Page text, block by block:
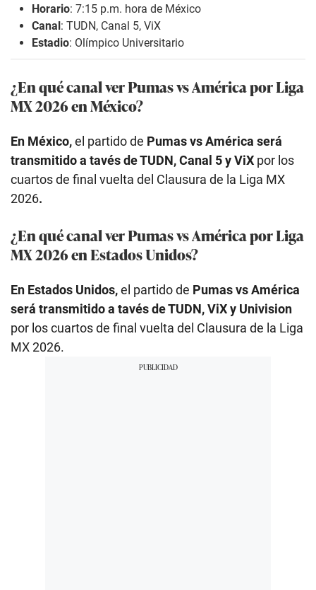
Horario: 7:15 p.m. hora de México
Canal: TUDN, Canal 5, ViX
Estadio: Olímpico Universitario
¿En qué canal ver Pumas vs América por Liga
MX 2026 en México?
En México,el partido de Pumas vs América será
transmitido a tavés de TUDN, Canal 5 y ViX por los
cuartos de final vuelta del Clausura de la Liga MX
2026.
¿En qué canal ver Pumas vs América por Liga
MX 2026 en Estados Unidos?
En Estados Unidos,el partido de Pumas vsAmérica
será transmitido a tavés de TUDN, ViX y Univision
por los cuartos de final vuelta del Clausura de la Liga
MX 2026.